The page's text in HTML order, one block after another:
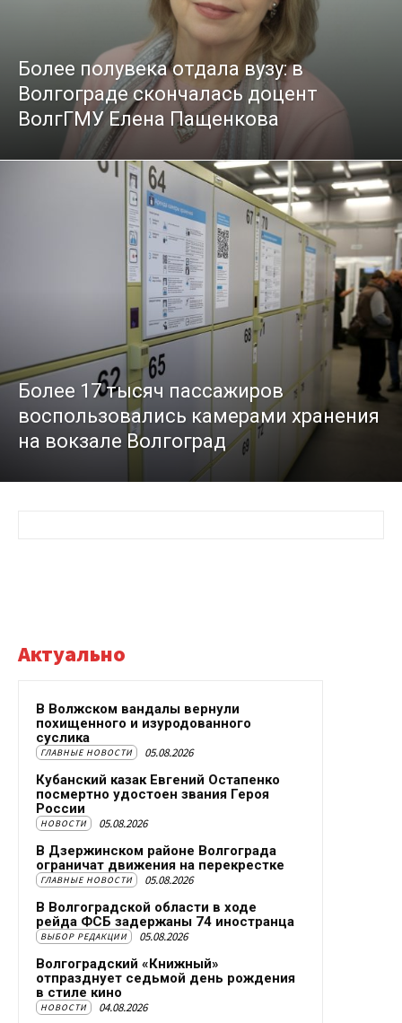
Более полувека отдала вузу: в
Волгограде скончалась доцент
ВолгГМУ Елена Пащенкова
Более 17 тысяч пассажиров
воспользовались камерами хранения
на вокзале Волгоград
Актуально
В Волжском вандалы вернули
похищенного и изуродованного
суслика
ГЛАВНЫЕ НОВОСТИ 05.08.2026
Кубанский казак Евгений Остапенко
посмертно удостоен звания Героя
России
НОВОСТИ 05.08.2026
В Дзержинском районе Волгограда
ограничат движения на перекрестке
ГЛАВНЫЕ НОВОСТИ 05.08.2026
В Волгоградской области в ходе
рейда ФСБ задержаны 74 иностранца
ВЫБОР РЕДАКЦИИ 05.08.2026
Волгоградский «Книжный»
отпразднует седьмой день рождения
в стиле кино
НОВОСТИ 04.08.2026